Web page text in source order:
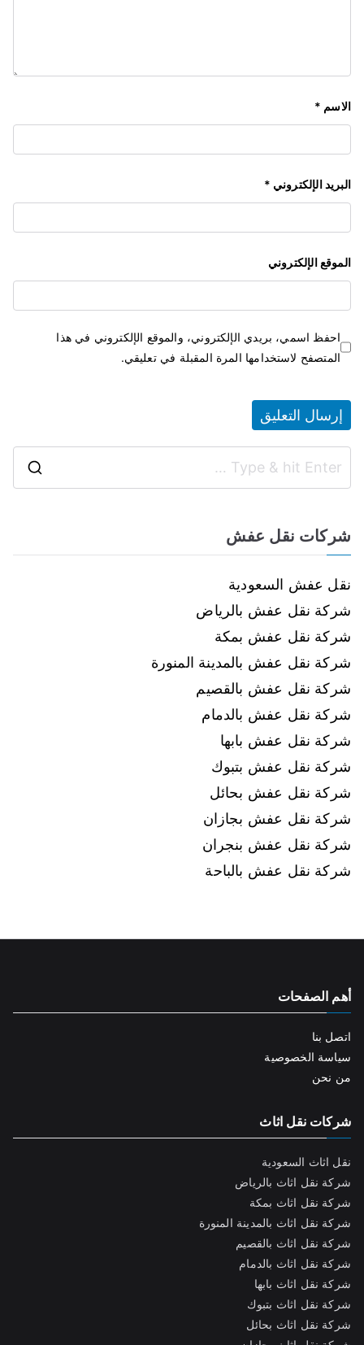
الاسم *
البريد الإلكتروني *
الموقع الإلكتروني
احفظ اسمي، بريدي الإلكتروني، والموقع الإلكتروني في هذا
المتصفح لاستخدامها المرة المقبلة في تعليقي.
شركات نقل عفش
نقل عفش السعودية
شركة نقل عفش بالرياض
شركة نقل عفش بمكة
شركة نقل عفش بالمدينة المنورة
شركة نقل عفش بالقصيم
شركة نقل عفش بالدمام
شركة نقل عفش بابها
شركة نقل عفش بتبوك
شركة نقل عفش بحائل
شركة نقل عفش بجازان
شركة نقل عفش بنجران
شركة نقل عفش بالباحة
أهم الصفحات
اتصل بنا
سياسة الخصوصية
من نحن
شركات نقل اثاث
نقل اثاث السعودية
شركة نقل اثاث بالرياض
شركة نقل اثاث بمكة
شركة نقل اثاث بالمدينة المنورة
شركة نقل اثاث بالقصيم
شركة نقل اثاث بالدمام
شركة نقل اثاث بابها
شركة نقل اثاث بتبوك
شركة نقل اثاث بحائل